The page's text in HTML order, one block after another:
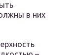
в них